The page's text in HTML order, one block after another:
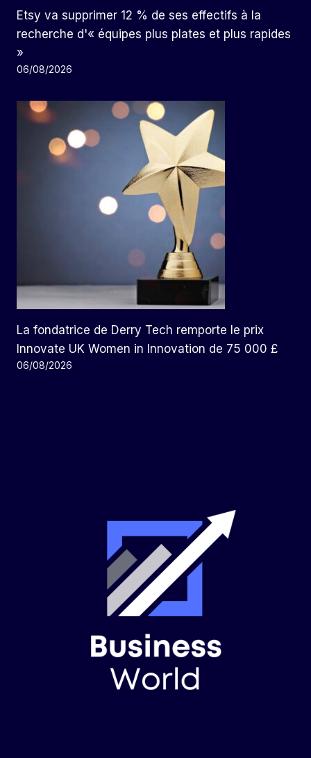
Etsy va supprimer 12 % de ses effectifs à la
recherche d'« équipes plus plates et plus rapides
»
06/08/2026
La fondatrice de Derry Tech remporte le prix
Innovate UK Women in Innovation de 75 000 £
06/08/2026